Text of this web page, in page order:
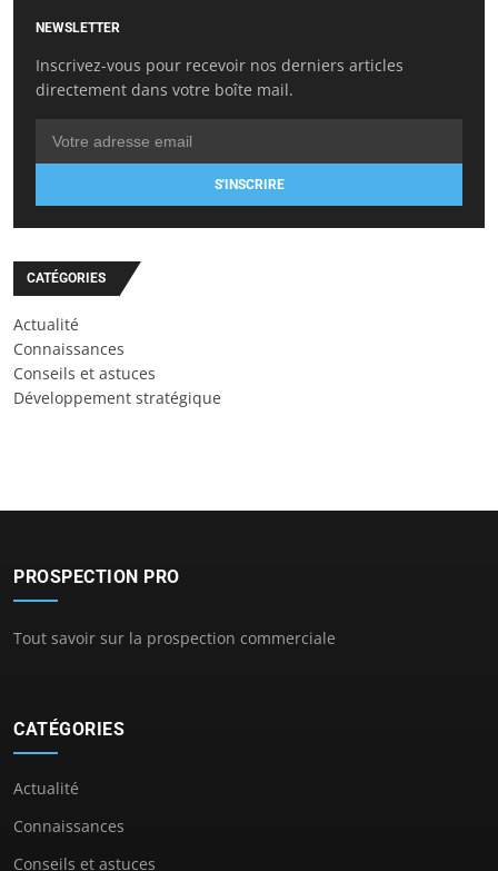
NEWSLETTER
Inscrivez-vous pour recevoir nos derniers articles
directement dans votre boîte mail.
S'INSCRIRE
CATÉGORIES
Actualité
Connaissances
Conseils et astuces
Développement stratégique
PROSPECTION PRO
Tout savoir sur la prospection commerciale
CATÉGORIES
Actualité
Connaissances
Conseils et astuces